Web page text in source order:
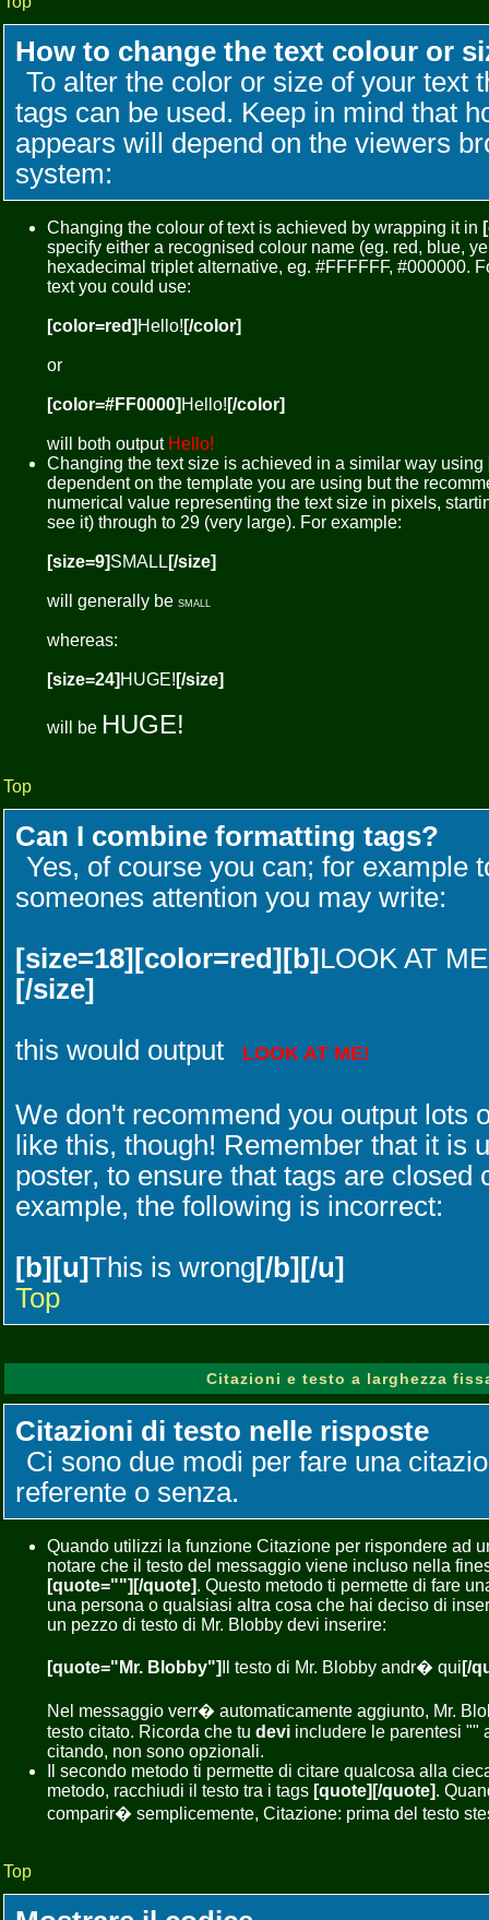
How to change the text colour or
To alter the color or size of your text
tags can be used. Keep in mind that
appears will depend on the viewers
system:
Changing the colour of text is achieved by wrapping it in
specify either a recognised colour name (eg. red, blue,
hexadecimal triplet alternative, eg. #FFFFFF, #000000.
text you could use:
[color=red] Hello! [/color]
or
[color=#FF0000] Hello! [/color]
will both output Hello!
Changing the text size is achieved in a similar way using
dependent on the template you are using but the
numerical value representing the text size in pixels,
see it) through to 29 (very large). For example:
[size=9]SMALL [/size]
will generally be SMALL
whereas:
[size=24] HUGE! [/size]
will be HUGE!
Top
Can I combine formatting tags?
Yes, of course you can; for example
someones attention you may write:
[size=18][color=red][b]LOOK AT
[/size]
this would output
LOOK AT ME!
We don't recommend you output lots
like this, though! Remember that it is
poster, to ensure that tags are closed
example, the following is incorrect:
[b][u]This is wrong[/b][/u]
Top
Citazioni e testo a larghezza
Citazioni di testo nelle risposte
Ci sono due modi per fare una
referente o senza.
Quando utilizzi la funzione Citazione per rispondere ad
notare che il testo del messaggio viene incluso nella
[quote=""][/quote]. Questo metodo ti permette di fare
una persona o qualsiasi altra cosa che hai deciso di
un pezzo di testo di Mr. Blobby devi inserire:
[quote="Mr. Blobby"] Il testo di Mr. Blobby andr� qui [/
Nel messaggio verr� automaticamente aggiunto, Mr.
testo citato. Ricorda che tu devi includere le parentesi ""
citando, non sono opzionali.
Il secondo metodo ti permette di citare qualcosa alla
metodo, racchiudi il testo tra i tags [quote][/quote].
comparir� semplicemente, Citazione: prima del testo
Top